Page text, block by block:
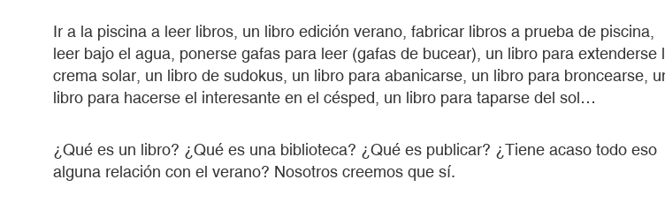
Ir a la piscina a leer libros, un libro edición verano, fabricar libros a prueba de piscina,
leer bajo el agua, ponerse gafas para leer (gafas de bucear), un libro para extenderse
crema solar, un libro de sudokus, un libro para abanicarse, un libro para broncearse,
libro para hacerse el interesante en el césped, un libro para taparse del sol…
¿Qué es un libro? ¿Qué es una biblioteca? ¿Qué es publicar? ¿Tiene acaso todo eso
alguna relación con el verano? Nosotros creemos que sí.